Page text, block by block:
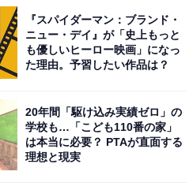
『スパイダーマン：ブランド・
ニュー・デイ』が「史上もっと
も優しいヒーロー映画」になっ
た理由。予習したい作品は？
20年間「駆け込み実績ゼロ」の
学校も…「こども110番の家」
は本当に必要？ PTAが直面する
理想と現実